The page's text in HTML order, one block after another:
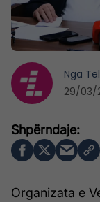
Organizata e
Nga
29/03/